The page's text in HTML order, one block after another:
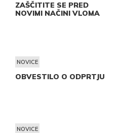
ZAŠČITITE SE PRED
NOVIMI NAČINI VLOMA
NOVICE
OBVESTILO O ODPRTJU
NOVICE